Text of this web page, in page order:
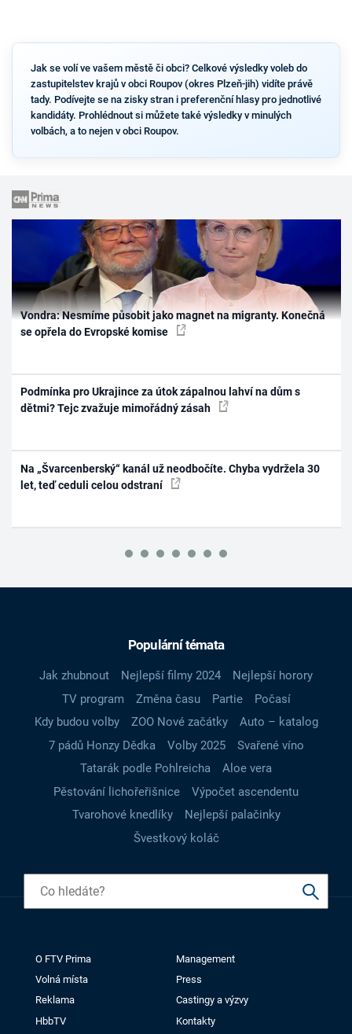
Jak se volí ve vašem městě či obci? Celkové výsledky voleb do
zastupitelstev krajů v obci Roupov (okres Plzeň-jih) vidíte právě
tady. Podívejte se na zisky stran i preferenční hlasy pro jednotlivé
kandidáty. Prohlédnout si můžete také výsledky v minulých
volbách, a to nejen v obci Roupov.
Vondra: Nesmíme působit jako magnet na migranty. Konečná
se opřela do Evropské komise
Podmínka pro Ukrajince za útok zápalnou lahví na dům s
dětmi? Tejc zvažuje mimořádný zásah
Na „Švarcenberský“ kanál už neodbočíte. Chyba vydržela 30
let, teď ceduli celou odstraní
Populární témata
Jak zhubnout Nejlepší filmy 2024
Nejlepší horory
TV program
Změna času Partie
Počasí
Kdy budou volby
ZOO Nové začátky
Auto – katalog
7 pádů Honzy Dědka
Volby 2025
Svařené víno
Tatarák podle Pohlreicha
Aloe vera
Pěstování lichořeřišnice
Výpočet ascendentu
Tvarohové knedlíky
Nejlepší palačinky
Švestkový koláč
O FTV Prima
Management
Volná místa
Press
Reklama
Castingy a výzvy
HbbTV
Kontakty